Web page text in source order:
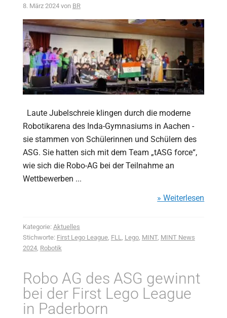
8. März 2024von BR
Laute Jubelschreie klingen durch die moderne
Robotikarena des Inda-Gymnasiums in Aachen -
sie stammen von Schülerinnen und Schülern des
ASG. Sie hatten sich mit dem Team „tASG force“,
wie sich die Robo-AG bei der Teilnahme an
Wettbewerben ...
» Weiterlesen
Kategorie: Aktuelles
Stichworte: First Lego League, FLL Lego, MINT, MINT News
2024, Robotik
Robo AG des ASG gewinnt
bei der First Lego League
in Paderborn